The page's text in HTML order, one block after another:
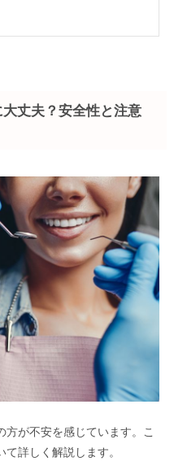
丈夫？安全性と注意
が不安を感じています。こ
詳しく解説します。